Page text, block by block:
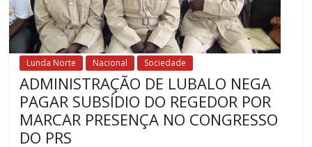
Lunda Norte Nacional Sociedade
ADMINISTRAÇÃO DE LUBALO NEGA
PAGAR SUBSÍDIO DO REGEDOR POR
MARCAR PRESENÇA NO CONGRESSO
DO PRS